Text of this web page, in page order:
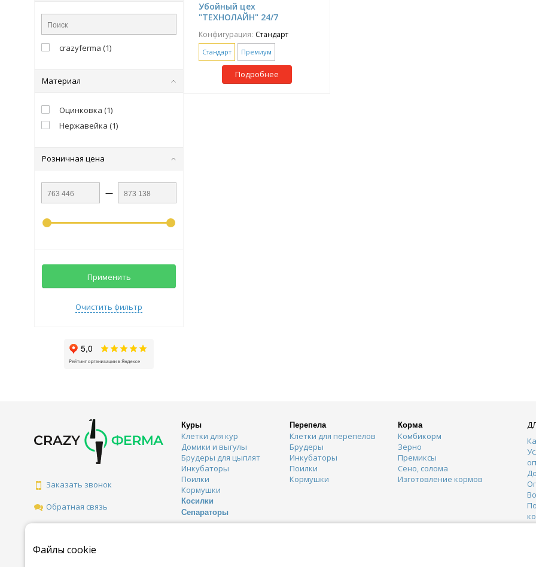
crazyferma (1)
Материал
Оцинковка (1)
Нержавейка (1)
Розничная цена
—
Применить
Очистить фильтр
Убойный цех
"ТЕХНОЛАЙН" 24/7
Конфигурация: Стандарт
Стандарт Премиум
Подробнее
Заказать звонок
Обратная связь
Куры
Клетки для кур
Домики и выгулы
Брудеры для цыплят
Инкубаторы
Поилки
Кормушки
Косилки
Сепараторы
Перепела
Клетки для перепелов
Брудеры
Инкубаторы
Поилки
Кормушки
Корма
Комбикорм
Зерно
Премиксы
Сено, солома
Изготовление кормов
Файлы cookie